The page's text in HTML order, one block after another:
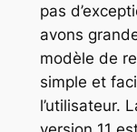
pas
avons
modèle de
simple et
l’utilisateur.